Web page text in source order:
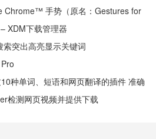
Chrome™ 手势（原名：Gestures for
XDM下载管理器
突出高亮显示关键词
种单词、短语和网页翻译的插件 准确
检测网页视频并提供下载